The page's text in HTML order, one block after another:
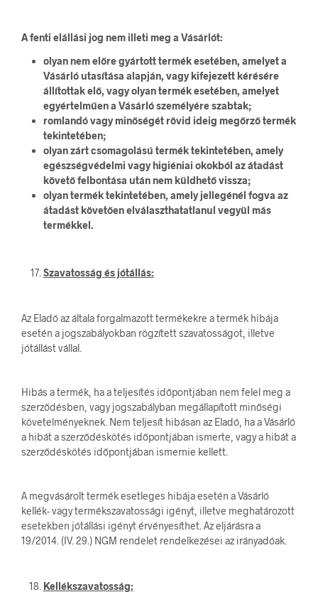
A fenti elállási jog nem illeti meg a Vásárlót:
olyan nem előre gyártott termék esetében, amelyet a
Vásárló utasítása alapján, vagy kifejezett kérésére
állítottak elő, vagy olyan termék esetében, amelyet
egyértelműen a Vásárló személyére szabtak;
romlandó vagy minőségét rövid ideig megőrző termék
tekintetében;
olyan zárt csomagolású termék tekintetében, amely
egészségvédelmi vagy higiéniai okokból az átadást
követő felbontása után nem küldhető vissza;
olyan termék tekintetében, amely jellegénél fogva az
átadást követően elválaszthatatlanul vegyül más
termékkel.
Szavatosság és jótállás:
Az Eladó az általa forgalmazott termékekre a termék hibája
esetén a jogszabályokban rögzített szavatosságot, illetve
jótállást vállal.
Hibás a termék, ha a teljesítés időpontjában nem felel meg a
szerződésben, vagy jogszabályban megállapított minőségi
követelményeknek. Nem teljesít hibásan az Eladó, ha a Vásárló
a hibát a szerződéskötés időpontjában ismerte, vagy a hibát a
szerződéskötés időpontjában ismernie kellett.
A megvásárolt termék esetleges hibája esetén a Vásárló
kellék- vagy termékszavatossági igényt, illetve meghatározott
esetekben jótállási igényt érvényesíthet. Az eljárásra a
19/2014. (IV. 29.) NGM rendelet rendelkezései az irányadóak.
Kellékszavatosság: